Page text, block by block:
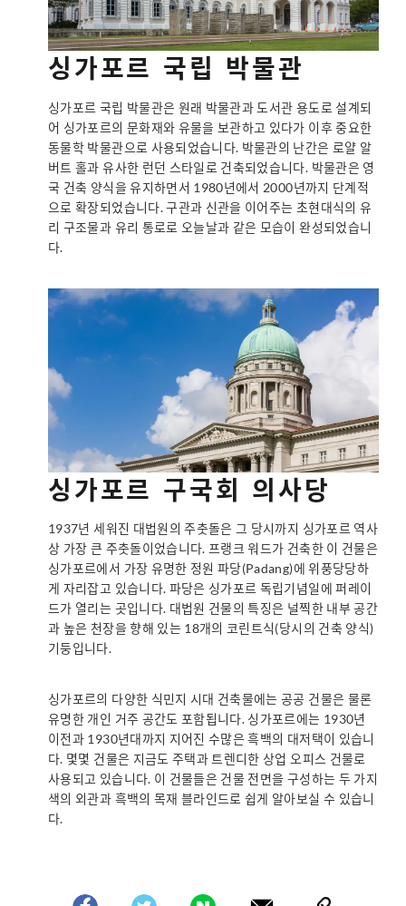
싱가포르 국립 박물관
싱가포르 국립 박물관은 원래 박물관과 도서관 용도로 설계되
어 싱가포르의 문화재와 유물을 보관하고 있다가 이후 중요한
동물학 박물관으로 사용되었습니다. 박물관의 난간은 로얄 알
버트 홀과 유사한 런던 스타일로 건축되었습니다. 박물관은 영
국 건축 양식을 유지하면서 1980년에서 2000년까지 단계적
으로 확장되었습니다. 구관과 신관을 이어주는 초현대식의 유
리 구조물과 유리 통로로 오늘날과 같은 모습이 완성되었습니
다.
싱가포르 구국회 의사당
1937년 세워진 대법원의 주춧돌은 그 당시까지 싱가포르 역사
상 가장 큰 주춧돌이었습니다. 프랭크 워드가 건축한 이 건물은
싱가포르에서 가장 유명한 정원 파당(Padang)에 위풍당당하
게 자리잡고 있습니다. 파당은 싱가포르 독립기념일에 퍼레이
드가 열리는 곳입니다. 대법원 건물의 특징은 널찍한 내부 공간
과 높은 천장을 향해 있는 18개의 코린트식(당시의 건축 양식)
기둥입니다.
싱가포르의 다양한 식민지 시대 건축물에는 공공 건물은 물론
유명한 개인 거주 공간도 포함됩니다. 싱가포르에는 1930년
이전과 1930년대까지 지어진 수많은 흑백의 대저택이 있습니
다. 몇몇 건물은 지금도 주택과 트렌디한 상업 오피스 건물로
사용되고 있습니다. 이 건물들은 건물 전면을 구성하는 두 가지
색의 외관과 흑백의 목재 블라인드로 쉽게 알아보실 수 있습니
다.